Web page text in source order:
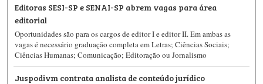
Editoras SESI-SP e SENAI-SP abrem vagas para área
editorial
Oportunidades são para os cargos de editor I e editor II. Em ambas as
vagas é necessário graduação completa em Letras; Ciências Sociais;
Ciências Humanas; Comunicação; Editoração ou Jornalismo
Juspodivm contrata analista de conteúdo jurídico